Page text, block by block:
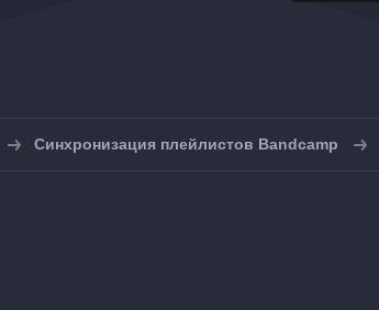
Синхронизация плейлистов Bandcamp